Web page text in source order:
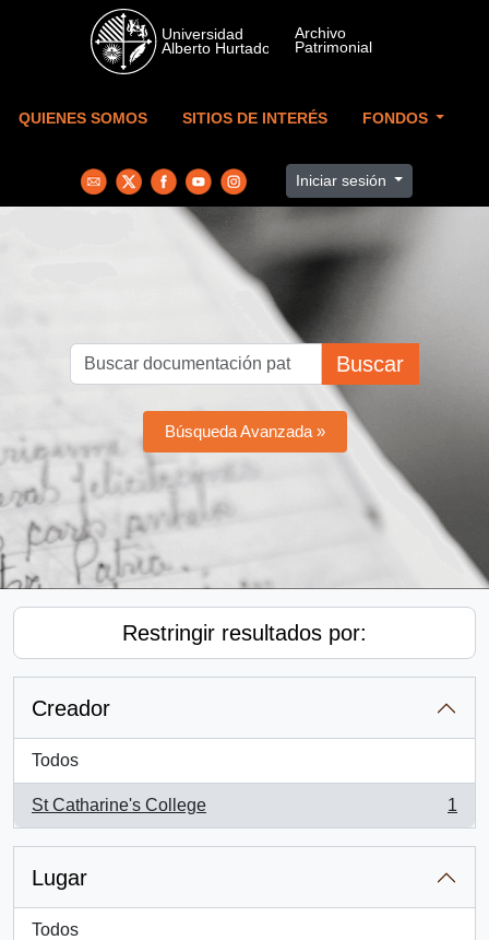
Skip to main content
QUIENES SOMOS SITIOS DE INTERÉS FONDOS
Iniciar sesión
Buscar
Búsqueda Avanzada »
Restringir resultados por:
Creador
Todos
St Catharine's College
, 1 resultados
1
Lugar
Todos